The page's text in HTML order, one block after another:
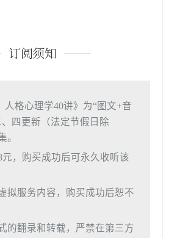
订阅须知
人格心理学40讲》为“图文+音
四更新（法定节假日除
。
元，购买成功后可永久收听该
拟服务内容，购买成功后恕不
的翻录和转载，严禁在第三方